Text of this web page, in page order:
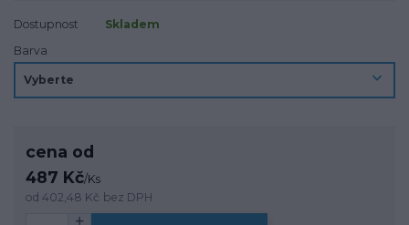
Dostupnost
Skladem
Barva
cena od
487 Kč/Ks
od402,48 Kč bez DPH